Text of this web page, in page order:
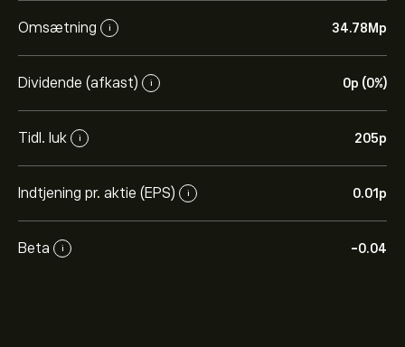
Omsætning i 34.78M‎p‎
Dividende (afkast) i 0‎p‎ (0%)
Tidl. luk i 205‎p‎
Indtjening pr. aktie (EPS) i 0.01‎p‎
Beta i -0.04